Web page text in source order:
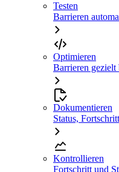
Testen
Barrieren
Optimieren
Barrieren gezielt
Dokumentieren
Status,
Kontrollieren
Fortschritt und